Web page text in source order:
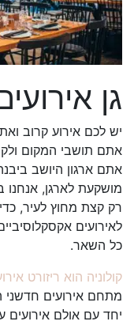
גן
יש לכם אירוע קרוב
אתם תושבי המקום
אתם ארגון היושב
מושקעת לארגן, אנחנו
רק קצת מחוץ לעיר, כדי
לאירועים
כל השאר.
קולוניה הוא ריזורט
מתחם אירועים חדשני
יחד עם אולם אירועים